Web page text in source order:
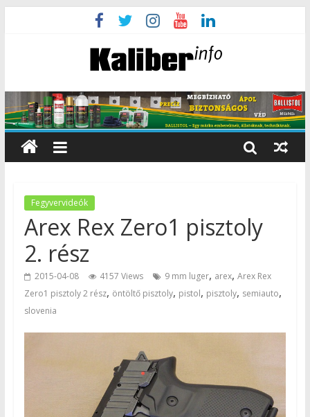
Fegyvervideók
Arex Rex Zero1 pisztoly
2. rész
2015-04-08 4157 Views 9 mm luger, arex, Arex Rex
Zero1 pisztoly 2 rész, öntöltő pisztoly, pistol, pisztoly, semiauto,
slovenia